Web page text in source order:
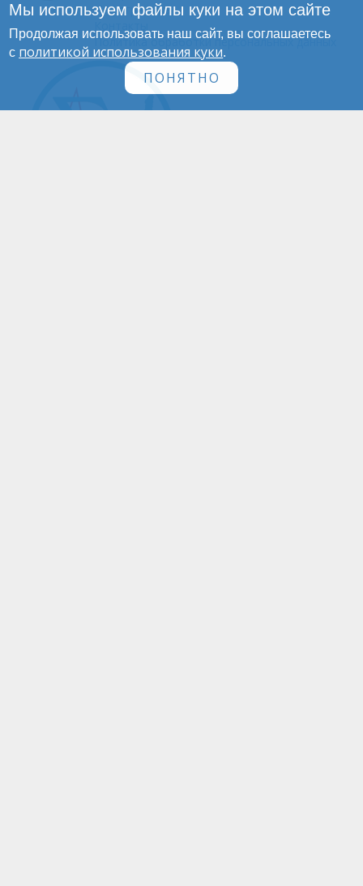
Инфографика
Политика обработки персональных данных
Мы используем файлы куки на этом сайте
Продолжая использовать наш сайт, вы соглашаетесь
с политикой использования куки.
ПОНЯТНО